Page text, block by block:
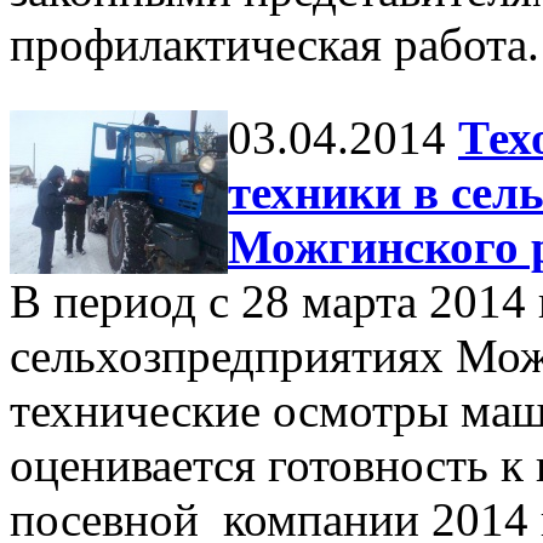
профилактическая работа.
03.04.2014
техники в
Можгинского
В период с 28 марта 2014
сельхозпредприятиях
технические осмотры
оценивается
посевной компании 2014